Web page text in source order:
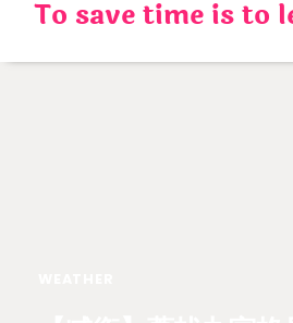
content
To save time is to